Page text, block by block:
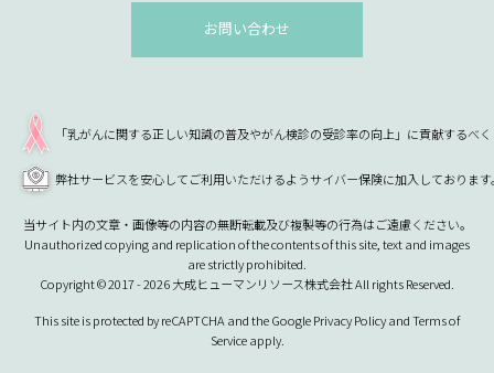
お問い合わせ
「乳がんに関する正しい知識の普及やがん検診の受診率の向上」に貢献するべ
弊社サービスを安心してご利用いただけるようサイバー保険に加入しております
当サイト内の文章・画像等の内容の無断転載及び複製等の行為はご遠慮ください。
Unauthorized copying and replication of the contents of this site, text and images
are strictly prohibited.
Copyright © 2017 - 2026 大成ヒューマンリソース株式会社 All rights Reserved.
This site is protected by reCAPTCHA and the GooglePrivacy PolicyandTerms of
Serviceapply.